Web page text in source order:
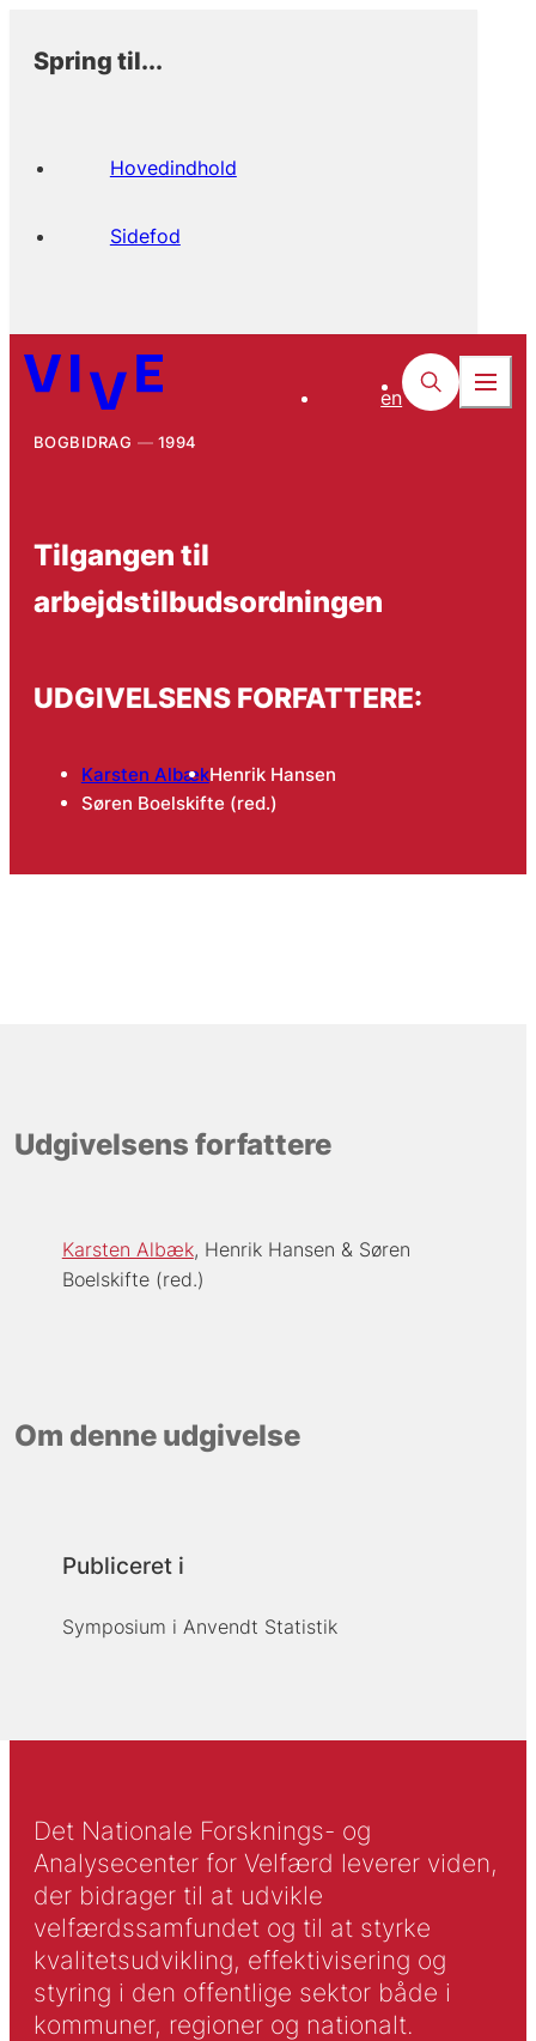
Spring til...
Hovedindhold
Sidefod
en
BOGBIDRAG 1994
Tilgangen til
arbejdstilbudsordningen
UDGIVELSENS FORFATTERE:
Karsten AlbækHenrik Hansen
Søren Boelskifte (red.)
Udgivelsens forfattere
Karsten Albæk Henrik Hansen
Søren
Boelskifte (red.)
Om denne udgivelse
Publiceret i
Symposium i Anvendt Statistik
Det Nationale Forsknings- og
Analysecenter for Velfærd leverer viden,
der bidrager til at udvikle
velfærdssamfundet og til at styrke
kvalitetsudvikling, effektivisering og
styring i den offentlige sektor både i
kommuner, regioner og nationalt.